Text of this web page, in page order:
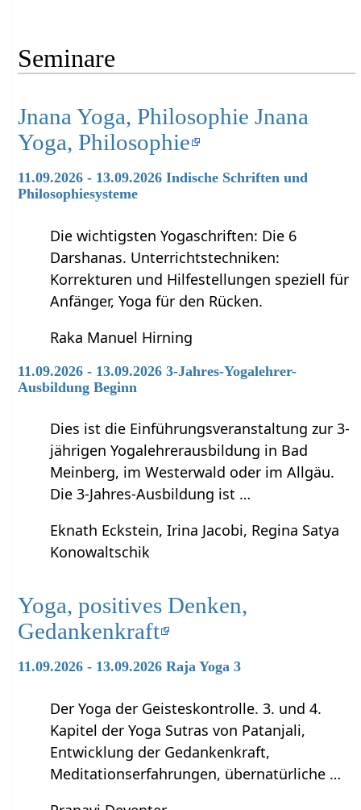
Seminare
Jnana Yoga, Philosophie Jnana
Yoga, Philosophie
11.09.2026 - 13.09.2026 Indische Schriften und
Philosophiesysteme
Die wichtigsten Yogaschriften: Die 6
Darshanas. Unterrichtstechniken:
Korrekturen und Hilfestellungen speziell für
Anfänger, Yoga für den Rücken.
Raka Manuel Hirning
11.09.2026 - 13.09.2026 3-Jahres-Yogalehrer-
Ausbildung Beginn
Dies ist die Einführungsveranstaltung zur 3-
jährigen Yogalehrerausbildung in Bad
Meinberg, im Westerwald oder im Allgäu.
Die 3-Jahres-Ausbildung ist …
Eknath Eckstein, Irina Jacobi, Regina Satya
Konowaltschik
Yoga, positives Denken,
Gedankenkraft
11.09.2026 - 13.09.2026 Raja Yoga 3
Der Yoga der Geisteskontrolle. 3. und 4.
Kapitel der Yoga Sutras von Patanjali,
Entwicklung der Gedankenkraft,
Meditationserfahrungen, übernatürliche …